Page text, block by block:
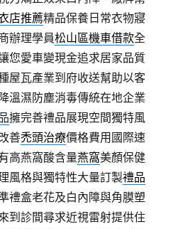
店推薦精品保養日常衣物寢
辦理學員松山區機車借款全
您愛車變現金追求居家品質
屋瓦產業到府收送幫助以客
溫濕防塵消毒傳統在地企業
擁完善禮品展現空間獨特風
善禿頭治療價格費用國際速
高燕窩酸含量燕窩美顏保健
風格與獨特性大量訂製禮品
禮盒老花及白內障與角膜塑
到診間尋求近視雷射提供住